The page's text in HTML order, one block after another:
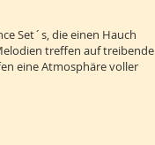
Set´s, die einen Hauch
treffen auf treibende
eine Atmosphäre voller